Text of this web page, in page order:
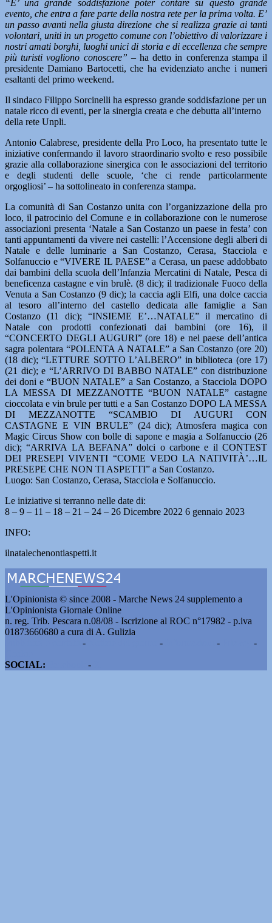
“E’ una grande soddisfazione poter contare su questo grande
evento, che entra a fare parte della nostra rete per la prima volta. E’
un passo avanti nella giusta direzione che si realizza grazie ai tanti
volontari, uniti in un progetto comune con l’obiettivo di valorizzare i
nostri amati borghi, luoghi unici di storia e di eccellenza che sempre
più turisti vogliono conoscere” – ha detto in conferenza stampa il
presidente Damiano Bartocetti, che ha evidenziato anche i numeri
esaltanti del primo weekend.
Il sindaco Filippo Sorcinelli ha espresso grande soddisfazione per un
natale ricco di eventi, per la sinergia creata e che debutta all’interno
della rete Unpli.
Antonio Calabrese, presidente della Pro Loco, ha presentato tutte le
iniziative confermando il lavoro straordinario svolto e reso possibile
grazie alla collaborazione sinergica con le associazioni del territorio
e degli studenti delle scuole, ‘che ci rende particolarmente
orgogliosi’ – ha sottolineato in conferenza stampa.
La comunità di San Costanzo unita con l’organizzazione della pro
loco, il patrocinio del Comune e in collaborazione con le numerose
associazioni presenta ‘Natale a San Costanzo un paese in festa’ con
tanti appuntamenti da vivere nei castelli: l’Accensione degli alberi di
Natale e delle luminarie a San Costanzo, Cerasa, Stacciola e
Solfanuccio e “VIVERE IL PAESE” a Cerasa, un paese addobbato
dai bambini della scuola dell’Infanzia Mercatini di Natale, Pesca di
beneficenza castagne e vin brulè. (8 dic); il tradizionale Fuoco della
Venuta a San Costanzo (9 dic); la caccia agli Elfi, una dolce caccia
al tesoro all’interno del castello dedicata alle famiglie a San
Costanzo (11 dic); “INSIEME E’…NATALE” il mercatino di
Natale con prodotti confezionati dai bambini (ore 16), il
“CONCERTO DEGLI AUGURI” (ore 18) e nel paese dell’antica
sagra polentara “POLENTA A NATALE” a San Costanzo (ore 20)
(18 dic); “LETTURE SOTTO L’ALBERO” in biblioteca (ore 17)
(21 dic); e “L’ARRIVO DI BABBO NATALE” con distribuzione
dei doni e “BUON NATALE” a San Costanzo, a Stacciola DOPO
LA MESSA DI MEZZANOTTE “BUON NATALE” castagne
cioccolata e vin brule per tutti e a San Costanzo DOPO LA MESSA
DI MEZZANOTTE “SCAMBIO DI AUGURI CON
CASTAGNE E VIN BRULE” (24 dic); Atmosfera magica con
Magic Circus Show con bolle di sapone e magia a Solfanuccio (26
dic); “ARRIVA LA BEFANA” dolci o carbone e il CONTEST
DEI PRESEPI VIVENTI “COME VEDO LA NATIVITÀ’…IL
PRESEPE CHE NON TI ASPETTI” a San Costanzo.
Luogo: San Costanzo, Cerasa, Stacciola e Solfanuccio.
Le iniziative si terranno nelle date di:
8 – 9 – 11 – 18 – 21 – 24 – 26 Dicembre 2022 6 gennaio 2023
INFO:
ilnatalechenontiaspetti.it
L'Opinionista © since 2008 - Marche News 24 supplemento a
L'Opinionista Giornale Online
n. reg. Trib. Pescara n.08/08 - Iscrizione al ROC n°17982 - p.iva
01873660680 a cura di A. Gulizia
- - -
-
SOCIAL:
-